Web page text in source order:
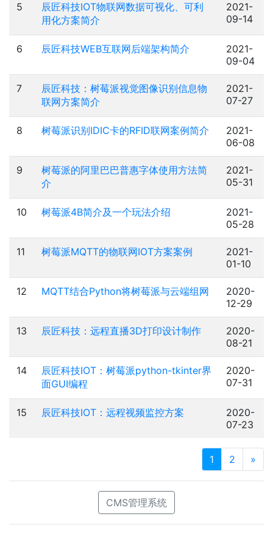
5
辰匠科技IOT物联网数据可视化、可利
用化方案简介
2021-
09-14
6 辰匠科技WEB互联网后端架构简介
2021-
09-04
7
辰匠科技：树莓派视觉图像识别信息物
联网方案简介
2021-
07-27
8 树莓派识别IDIC卡的RFID联网案例简介
2021-
06-08
9
树莓派的阿⾥巴巴普惠字体使用方法简
介
2021-
05-31
10 树莓派4B简介及一个玩法介绍
2021-
05-28
11 树莓派MQTT的物联网IOT方案案例
2021-
01-10
12 MQTT结合Python将树莓派与云端组网
2020-
12-29
13 辰匠科技：远程直播3D打印设计制作
2020-
08-21
14
辰匠科技IOT：树莓派python-tkinter界
面GUI编程
2020-
07-31
15 辰匠科技IOT：远程视频监控方案
2020-
07-23
1 2 »
CMS管理系统